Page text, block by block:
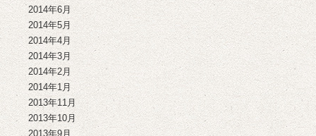
2014年6月
2014年5月
2014年4月
2014年3月
2014年2月
2014年1月
2013年11月
2013年10月
2013年9月